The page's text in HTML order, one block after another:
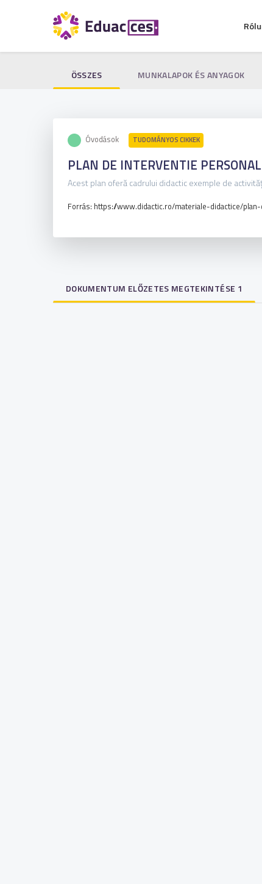
ÖSSZES MUNKALAPOK ÉS ANYAGOK
Óvodások TUDOMÁNYOS CIKKEK
PLAN DE INTERVENTIE
Acest plan oferă cadrului didactic exemple de
Forrás: https://www.didactic.ro/materiale-didactice/plan-
DOKUMENTUM ELŐZETES MEGTEKINTÉSE 1